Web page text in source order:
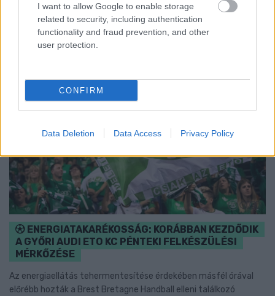
I want to allow Google to enable storage
related to security, including authentication
functionality and fraud prevention, and other
user protection.
CONFIRM
Data Deletion Data Access Privacy Policy
Szólj hozzá!
ENERGIATAKARÉKOSSÁG: KORÁBBAN KEZDŐDIK
A GYŐRI AUDI ETO KC PÉNTEKI FELKÉSZÜLÉSI
MÉRKŐZÉSE
Az energiaellátás tehermentesítése érdekében másfél órával
előrébb hozták a Brest Bretagne Handball elleni találkozó